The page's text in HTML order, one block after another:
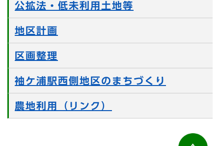
公拡法・低未利用土地等
地区計画
区画整理
袖ケ浦駅西側地区のまちづくり
農地利用（リンク）